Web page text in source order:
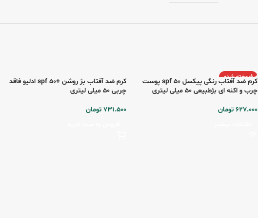
فروخته شده
کرم ضد آفتاب رنگی پیکسل spf 50 پوست
چرب و اکنه ای بژطبیعی 50 میلی لیتری
627.000 تومان
کرم ضد آفتاب بژ روشن +spf 50 ادلیو فاقد
چربی 50 میلی لیتری
731.500 تومان